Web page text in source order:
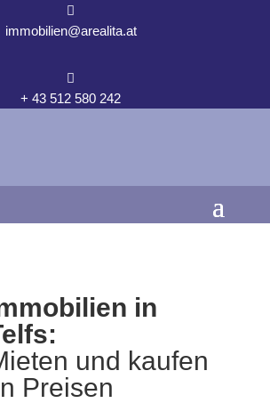

immobilien@arealita.at

+ 43 512 580 242
in
und kaufen
Preisen